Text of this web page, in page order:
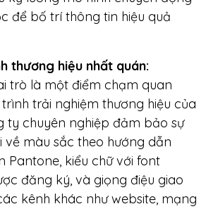
để bố trí thông tin hiệu quả
thương hiệu nhất quán:
trò là một điểm chạm quan
trải nghiệm thương hiệu của
ty chuyên nghiệp đảm bảo sự
màu sắc theo hướng dẫn
Pantone, kiểu chữ với font
đăng ký, và giọng điệu giao
kênh khác như website, mạng